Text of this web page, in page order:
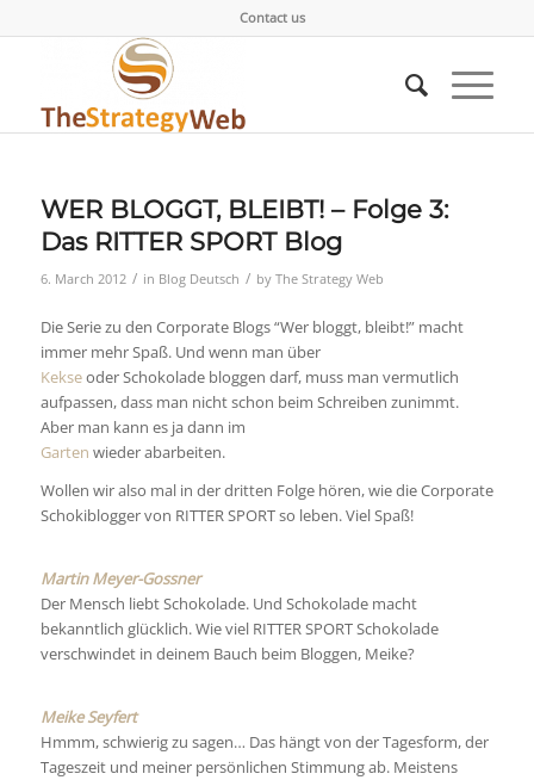
Contact us
WER BLOGGT, BLEIBT! – Folge 3:
Das RITTER SPORT Blog
6. March 2012 / in Blog Deutsch / by The Strategy Web
Die Serie zu den Corporate Blogs “Wer bloggt, bleibt!” macht
immer mehr Spaß. Und wenn man über
Kekseoder Schokolade bloggen darf, muss man vermutlich
aufpassen, dass man nicht schon beim Schreiben zunimmt.
Aber man kann es ja dann im
Garten wieder abarbeiten.
Wollen wir also mal in der dritten Folge hören, wie die Corporate
Schokiblogger von RITTER SPORT so leben. Viel Spaß!
Martin Meyer-Gossner
Der Mensch liebt Schokolade. Und Schokolade macht
bekanntlich glücklich. Wie viel RITTER SPORT Schokolade
verschwindet in deinem Bauch beim Bloggen, Meike?
Meike Seyfert
Hmmm, schwierig zu sagen… Das hängt von der Tagesform, der
Tageszeit und meiner persönlichen Stimmung ab. Meistens